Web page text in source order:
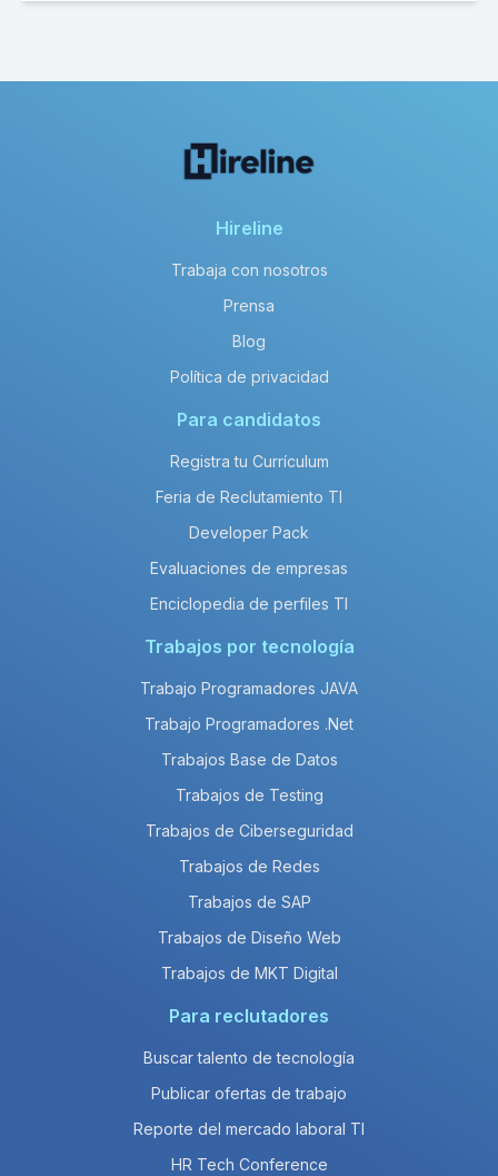
Hireline
Trabaja con nosotros
Prensa
Blog
Política de privacidad
Para candidatos
Registra tu Currículum
Feria de Reclutamiento TI
Developer Pack
Evaluaciones de empresas
Enciclopedia de perfiles TI
Trabajos por tecnología
Trabajo Programadores JAVA
Trabajo Programadores .Net
Trabajos Base de Datos
Trabajos de Testing
Trabajos de Ciberseguridad
Trabajos de Redes
Trabajos de SAP
Trabajos de Diseño Web
Trabajos de MKT Digital
Para reclutadores
Buscar talento de tecnología
Publicar ofertas de trabajo
Reporte del mercado laboral TI
HR Tech Conference